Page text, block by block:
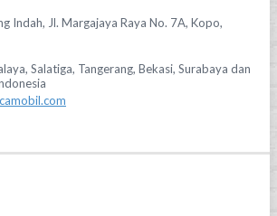
Indah, Jl. Margajaya Raya No. 7A, Kopo,
Salatiga, Tangerang, Bekasi, Surabaya dan